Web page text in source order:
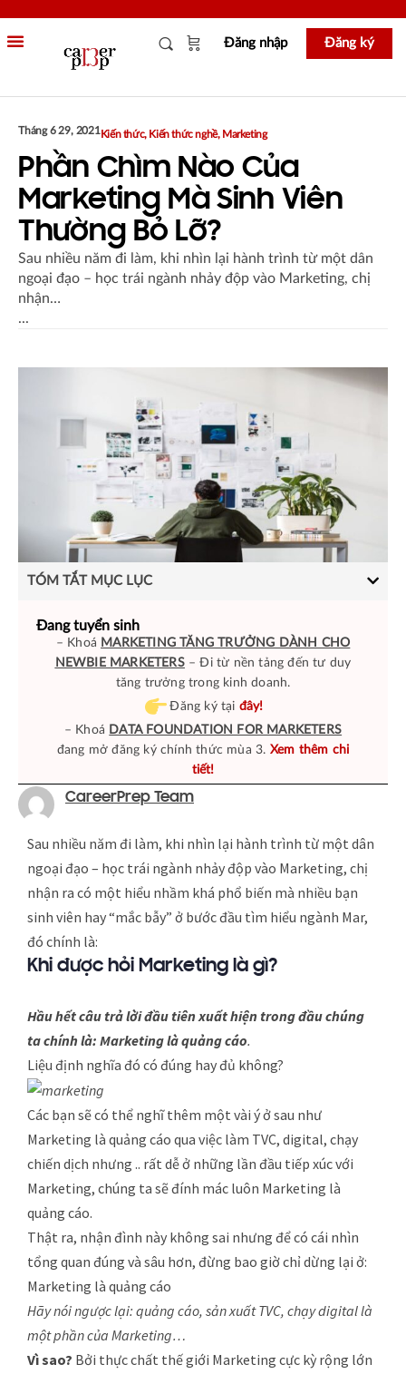
Đăng nhập Đăng ký
Tháng 6 29, 2021Kiến thức, Kiến thức nghề, Marketing
Phần Chìm Nào Của
Marketing Mà Sinh Viên
Thường Bỏ Lỡ?
Sau nhiều năm đi làm, khi nhìn lại hành trình từ một dân
ngoại đạo – học trái ngành nhảy độp vào Marketing, chị
nhận…
...
TÓM TẮT MỤC LỤC
Đang tuyển sinh
– Khoá MARKETING TĂNG TRƯỞNG DÀNH CHO
NEWBIE MARKETERS– Đi từ nền tảng đến tư duy
tăng trưởng trong kinh doanh.
Đăng ký tại đây!
– Khoá DATA FOUNDATION FOR MARKETERS
đang mở đăng ký chính thức mùa 3. Xem thêm chi
tiết!
CareerPrep Team
Sau nhiều năm đi làm, khi nhìn lại hành trình từ một dân
ngoại đạo – học trái ngành nhảy độp vào Marketing, chị
nhận ra có một hiểu nhầm khá phổ biến mà nhiều bạn
sinh viên hay “mắc bẫy” ở bước đầu tìm hiểu ngành Mar,
đó chính là:
Khi được hỏi Marketing là gì?
Hầu hết câu trả lời đầu tiên xuất hiện trong đầu chúng
ta chính là: Marketing là quảng cáo.
Liệu định nghĩa đó có đúng hay đủ không?
Các bạn sẽ có thể nghĩ thêm một vài ý ở sau như
Marketing là quảng cáo qua việc làm TVC, digital, chạy
chiến dịch nhưng .. rất dễ ở những lần đầu tiếp xúc với
Marketing, chúng ta sẽ đính mác luôn Marketing là
quảng cáo.
Thật ra, nhận đình này không sai nhưng để có cái nhìn
tổng quan đúng và sâu hơn, đừng bao giờ chỉ dừng lại ở:
Marketing là quảng cáo
Hãy nói ngược lại: quảng cáo, sản xuất TVC, chạy digital là
một phần của Marketing…
Vì sao? Bởi thực chất thế giới Marketing cực kỳ rộng lớn